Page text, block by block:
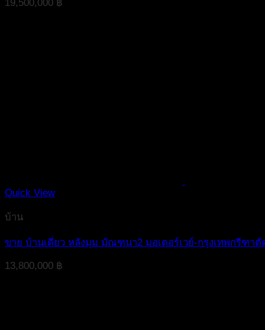
19,500,000 ฿
Quick View
บ้าน
ขาย บ้านเดี่ยว หลังมุม มัณฑนา2 มอเตอร์เวย์-กรุงเทพกรีฑาตั
13,800,000 ฿